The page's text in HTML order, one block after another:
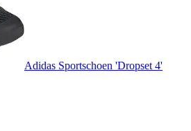
Adidas Sportschoen 'Dropset 4'